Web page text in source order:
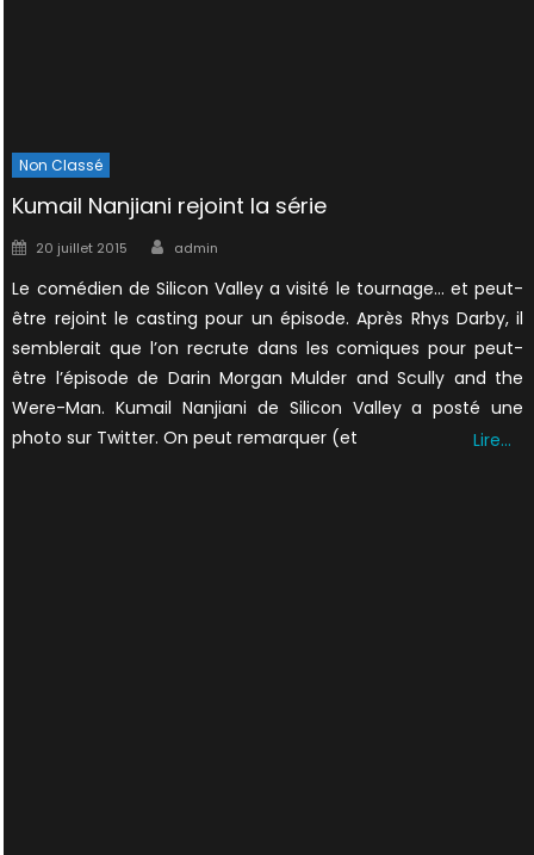
Non Classé
Kumail Nanjiani rejoint la série
Posted
20 juillet 2015 Author
admin
Le comédien de Silicon Valley a visité le tournage… et peut-
être rejoint le casting pour un épisode. Après Rhys Darby, il
semblerait que l’on recrute dans les comiques pour peut-
être l’épisode de Darin Morgan Mulder and Scully and the
Were-Man. Kumail Nanjiani de Silicon Valley a posté une
photo sur Twitter. On peut remarquer (et
Lire…